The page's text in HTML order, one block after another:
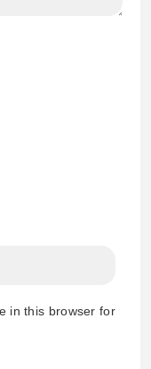
in this browser for